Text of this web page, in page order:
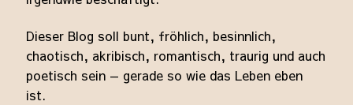
Dieser Blog soll bunt, fröhlich, besinnlich,
chaotisch, akribisch, romantisch, traurig und auch
poetisch sein — gerade so wie das Leben eben
ist.